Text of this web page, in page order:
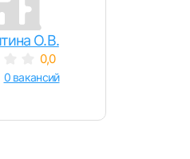
О.В.
0,0
0 вакансий